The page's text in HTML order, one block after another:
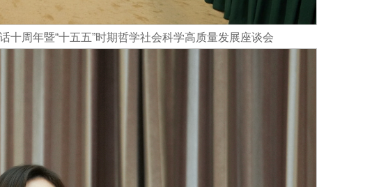
十周年暨“十五五”时期哲学社会科学高质量发展座谈会